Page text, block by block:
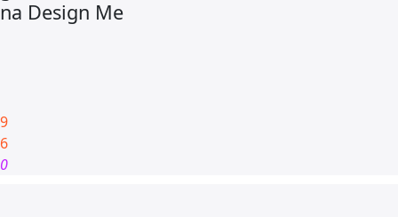
na Design Me
9
6
0